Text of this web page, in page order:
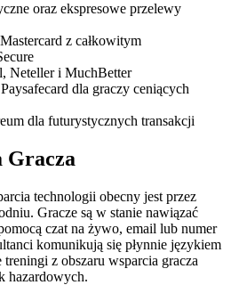
oraz ekspresowe przelewy
z całkowitym
Neteller i MuchBetter
dla graczy ceniących
dla futurystycznych transakcji
Gracza
technologii obecny jest przez
Gracze są w stanie nawiązać
czat na żywo, email lub numer
komunikują się płynnie językiem
z obszaru wsparcia gracza
hazardowych.